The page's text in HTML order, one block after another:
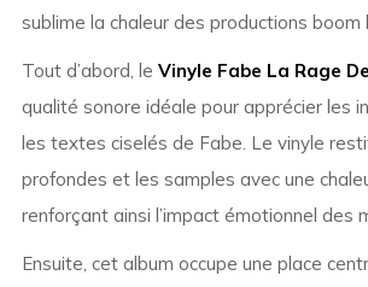
sublime la chaleur des productions boom
Tout d’abord, le Vinyle Fabe La Rage
qualité sonore idéale pour apprécier les
les textes ciselés de Fabe. Le vinyle
profondes et les samples avec une
renforçant ainsi l’impact émotionnel des
Ensuite, cet album occupe une place